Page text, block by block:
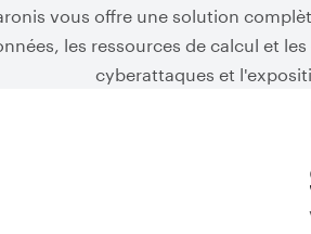
vous offre une solution
les ressources de calcul et
cyberattaques et